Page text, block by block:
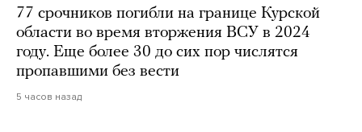
77 срочников погибли на границе Курской
области во время вторжения ВСУ в 2024
году. Еще более 30 до сих пор числятся
пропавшими без вести
5 часов назад